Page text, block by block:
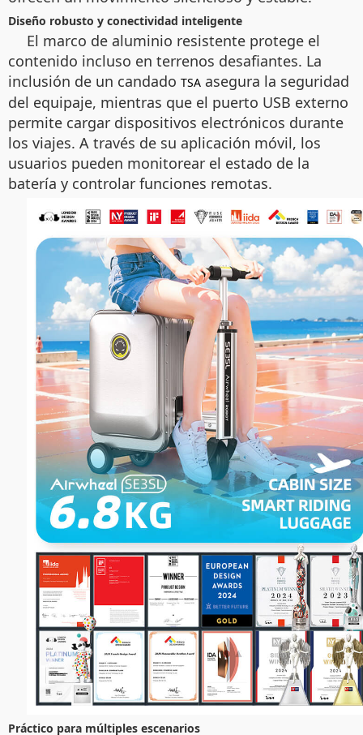
Diseño robusto y conectividad inteligente
El marco de aluminio resistente protege el
contenido incluso en terrenos desafiantes. La
inclusión de un candado TSA asegura la seguridad
del equipaje, mientras que el puerto USB externo
permite cargar dispositivos electrónicos durante
los viajes. A través de su aplicación móvil, los
usuarios pueden monitorear el estado de la
batería y controlar funciones remotas.
Práctico para múltiples escenarios